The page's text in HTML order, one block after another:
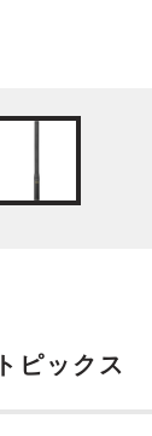
トピックス